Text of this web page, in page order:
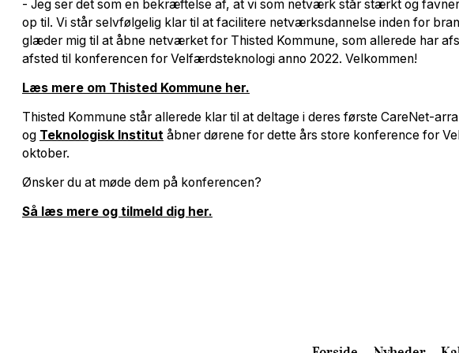
- Jeg ser det som en bekræftelse af, at vi som netværk står stærkt og
op til. Vi står selvfølgelig klar til at facilitere netværksdannelse inden for
glæder mig til at åbne netværket for Thisted Kommune, som allerede har
afsted til konferencen for Velfærdsteknologi anno 2022. Velkommen!
Læs mere om Thisted Kommune her.
Thisted Kommune står allerede klar til at deltage i deres første CareNet-
og Teknologisk Institut åbner dørene for dette års store konference for
oktober.
Ønsker du at møde dem på konferencen?
Så læs mere og tilmeld dig her.